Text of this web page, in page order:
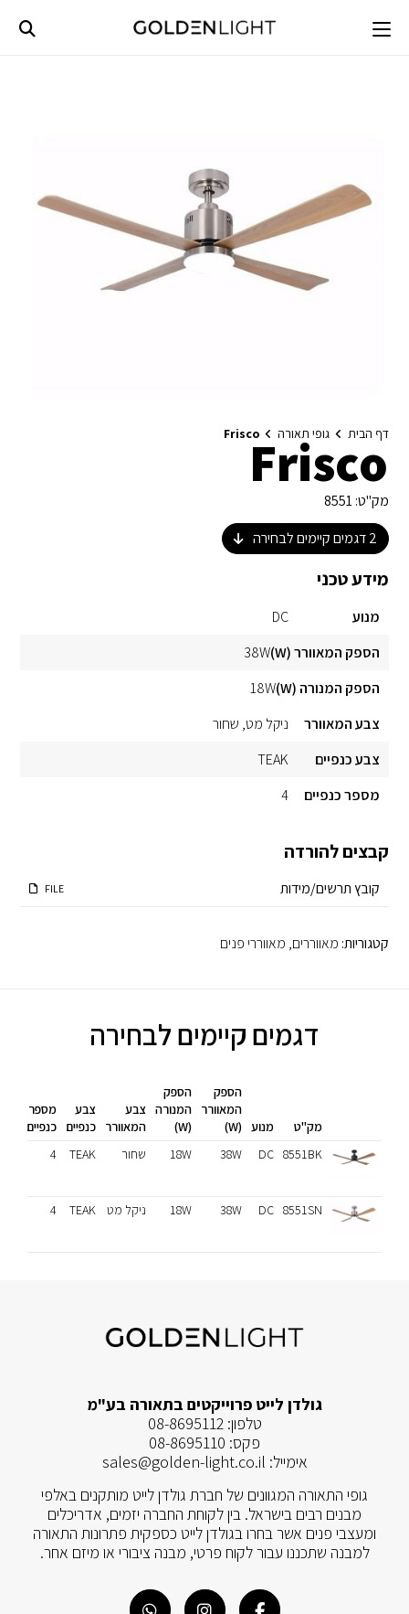
content
דף הבית גופי תאורה FriscoFrisco
מק"ט: 8551
2דגמים קיימים לבחירה
מידע טכני
מנוע
DC
הספק המאוורר (W)
38W
הספק המנורה (W)
18W
צבע המאוורר
ניקל מט שחור
צבע כנפיים
TEAK
מספר כנפיים
4
קבצים להורדה
קובץ תרשים/מידות FILE
קטגוריות: מאווררים, מאווררי פנים
דגמים קיימים לבחירה
מק"ט מנוע
הספק
המאוורר
(W)
הספק
המנורה
(W)
צבע
המאוורר
צבע
כנפיים
מספר
כנפיים
8551BK
DC
38W
18W שחור TEAK
4
8551SN
DC
38W
18W ניקל מט TEAK
4
גולדן לייט פרוייקטים בתאורה בע"מ
טלפון:08-8695112
פקס: 08-8695110
אימייל: sales@golden-light.co.il
גופי התאורה המגוונים של חברת גולדן לייט מותקנים באלפי
מבנים רבים בישראל. בין לקוחת החברה יזמים, אדריכלים
ומעצבי פנים אשר בחרו בגולדן לייט כספקית פתרונות התאורה
למבנה שתכננו עבור לקוח פרטי, מבנה ציבורי או מיזם אחר.